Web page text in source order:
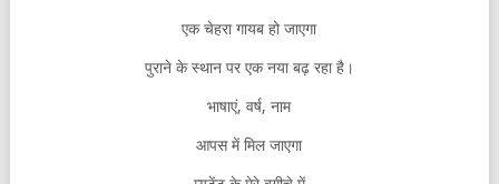
एक चेहरा गायब हो जाएगा
पुराने के स्थान पर एक नया बढ़ रहा है।
भाषाएं, वर्ष, नाम
आपस में मिल जाएगा